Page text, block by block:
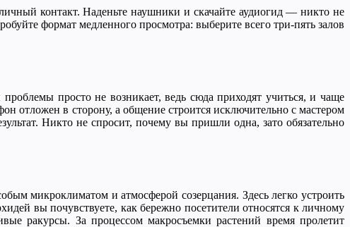
контакт. Наденьте наушники и скачайте аудиогид — никто не
формат медленного просмотра: выберите всего три-пять залов
просто не возникает, ведь сюда приходят учиться, и чаще
отложен в сторону, а общение строится исключительно с мастером
Никто не спросит, почему вы пришли одна, зато обязательно
микроклиматом и атмосферой созерцания. Здесь легко устроить
вы почувствуете, как бережно посетители относятся к личному
ракурсы. За процессом макросъемки растений время пролетит